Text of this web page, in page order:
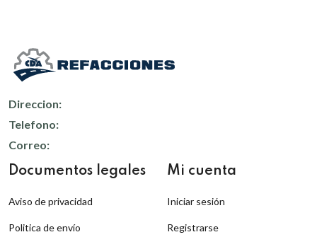
Direccion:
Telefono:
Correo:
Documentos legales
Aviso de privacidad
Politica de envío
Mi cuenta
Iniciar sesión
Registrarse